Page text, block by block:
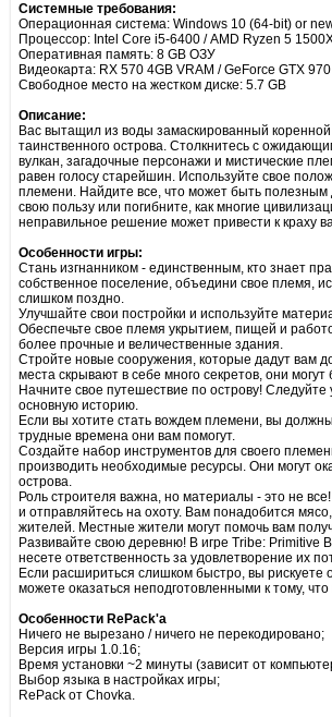
Системные требования:
Операционная система: Windows 10 (64-bit) or
Процессор: Intel Core i5-6400 / AMD Ryzen 5
Оперативная память: 8 GB ОЗУ
Видеокарта: RX 570 4GB VRAM / GeForce GTX
Свободное место на жестком диске: 5.7 GB
Описание:
Вас вытащил из воды замаскированный
таинственного острова. Столкнитесь с
вулкан, загадочные персонажи и мистические
равен голосу старейшин. Используйте свое
племени. Найдите все, что может быть
свою пользу или погибните, как многие
неправильное решение может привести к краху
Особенности игры:
Стань изгнанником - единственным, кто знает
собственное поселение, объедини свое племя,
слишком поздно.
Улучшайте свои постройки и используйте
Обеспечьте свое племя укрытием, пищей и
более прочные и величественные здания.
Стройте новые сооружения, которые дадут вам
места скрывают в себе много секретов, они
Начните свое путешествие по острову!
основную историю.
Если вы хотите стать вождем племени, вы
трудные времена они вам помогут.
Создайте набор инструментов для своего
производить необходимые ресурсы. Они могут
острова.
Роль строителя важна, но материалы - это не
и отправляйтесь на охоту. Вам понадобится
жителей. Местные жители могут помочь вам
Развивайте свою деревню! В игре Tribe: Primitive
несете ответственность за удовлетворение их
Если расшириться слишком быстро, вы
можете оказаться неподготовленными к тому,
Особенности RePack'а
Ничего не вырезано / ничего не перекодировано;
Версия игры 1.0.16;
Время установки ~2 минуты (зависит от
Выбор языка в настройках игры;
RePack от Chovka.